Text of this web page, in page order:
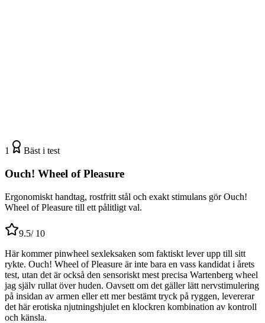
1 Bäst i test
Ouch! Wheel of Pleasure
Ergonomiskt handtag, rostfritt stål och exakt stimulans gör Ouch!
Wheel of Pleasure till ett pålitligt val.
9.5/ 10
Här kommer pinwheel sexleksaken som faktiskt lever upp till sitt
rykte. Ouch! Wheel of Pleasure är inte bara en vass kandidat i årets
test, utan det är också den sensoriskt mest precisa Wartenberg wheel
jag själv rullat över huden. Oavsett om det gäller lätt nervstimulering
på insidan av armen eller ett mer bestämt tryck på ryggen, levererar
det här erotiska njutningshjulet en klockren kombination av kontroll
och känsla.